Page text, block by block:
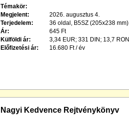
Témakör:
Megjelent:
2026. augusztus 4.
Terjedelem:
36 oldal, B5SZ (205x238 mm)
Ár:
645 Ft
Külföldi ár:
3,34 EUR; 331 DIN; 13,7 RON
Előfizetési ár:
16.680 Ft / év
Nagyi Kedvence Rejtvénykönyv